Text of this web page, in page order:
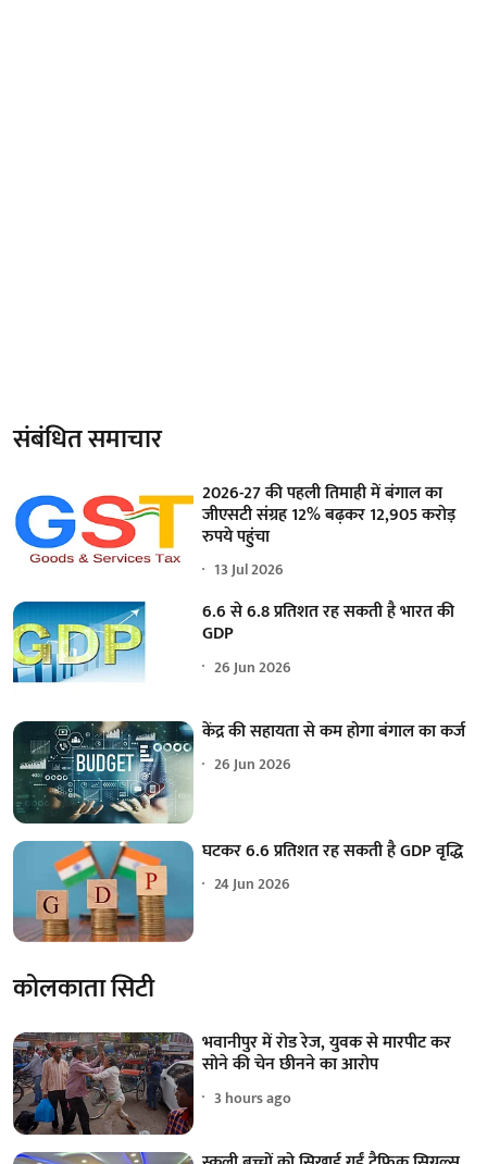
संबंधित समाचार
2026-27 की पहली तिमाही में बंगाल का
जीएसटी संग्रह 12% बढ़कर 12,905 करोड़
रुपये पहुंचा
13 Jul 2026
6.6 से 6.8 प्रतिशत रह सकती है भारत की
GDP
26 Jun 2026
केंद्र की सहायता से कम होगा बंगाल का कर्ज
26 Jun 2026
घटकर 6.6 प्रतिशत रह सकती है GDP वृद्धि
24 Jun 2026
कोलकाता सिटी
भवानीपुर में रोड रेज, युवक से मारपीट कर
सोने की चेन छीनने का आरोप
3 hours ago